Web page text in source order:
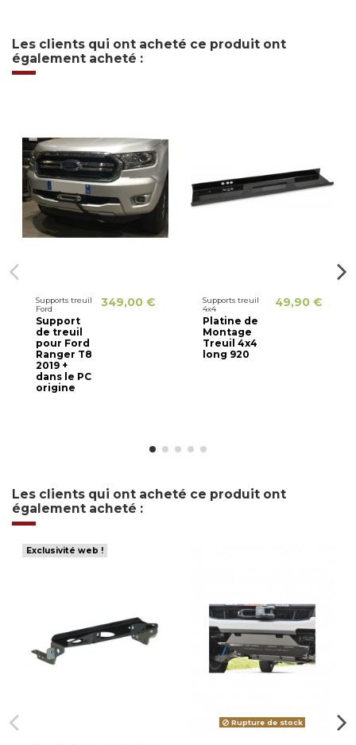
Les clients qui ont acheté ce produit ont
également acheté :
Supports treuil
Ford
Support
de treuil
pour Ford
Ranger T8
2019 +
dans le PC
origine
349,00 €
Supports treuil
4x4
Platine de
Montage
Treuil 4x4
long 920
49,90 €
Les clients qui ont acheté ce produit ont
également acheté :
Exclusivité web !
Rupture de stock